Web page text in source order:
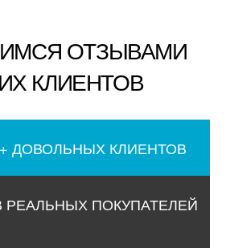
ОТЗЫВАМИ
КЛИЕНТОВ
ДОВОЛЬНЫХ КЛИЕНТОВ
РЕАЛЬНЫХ ПОКУПАТЕЛЕЙ